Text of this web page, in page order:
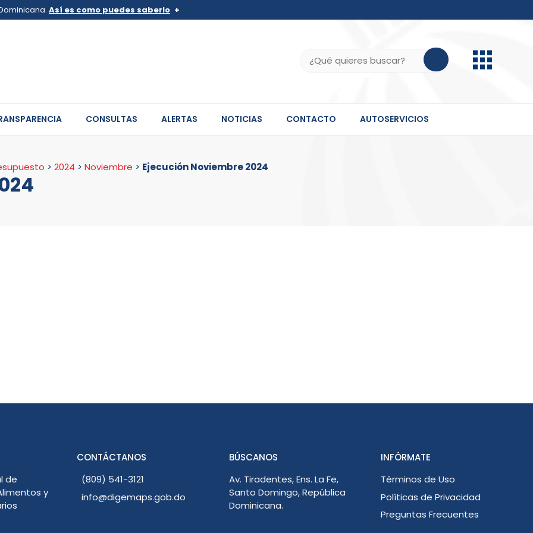
Así es como puedes saberlo
de .gob.do o .gov.do. Comparte información confidencial solo en este tipo de
CONSULTAS ALERTAS NOTICIAS CONTACTO AUTOSERVICIOS
> 2024 > Noviembre > Ejecución Noviembre 2024
de
y
CONTÁCTANOS
(809) 541-3121
info@digemaps.gob.do
BÚSCANOS
Av. Tiradentes, Ens. La Fe,
Santo Domingo, República
Dominicana.
INFÓRMATE
Términos de Uso
Políticas de Privacidad
Preguntas Frecuentes